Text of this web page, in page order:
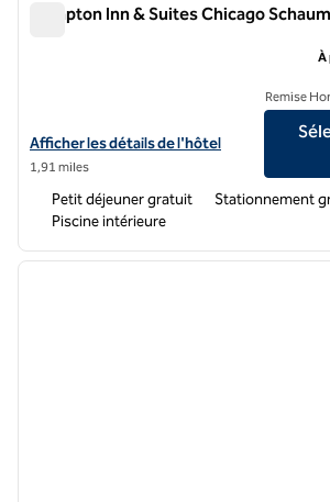
Hampton Inn & Suites Chicago
Afficher les détails de l'hôtel Hampton Inn &
Afficher les détails de l'hôtel
1,91 miles
À
Remise
Petit déjeuner gratuit
Stationnement
Piscine intérieure
1 sur 12